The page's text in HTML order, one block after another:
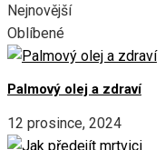
Nejnovější
Oblíbené
Palmový olej a zdraví
12 prosince, 2024